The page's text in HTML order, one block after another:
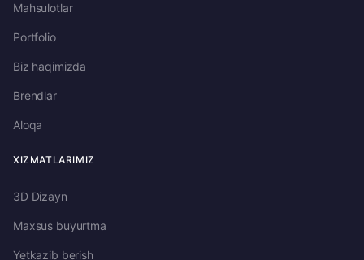
Mahsulotlar
Portfolio
Biz haqimizda
Brendlar
Aloqa
XIZMATLARIMIZ
3D Dizayn
Maxsus buyurtma
Yetkazib berish